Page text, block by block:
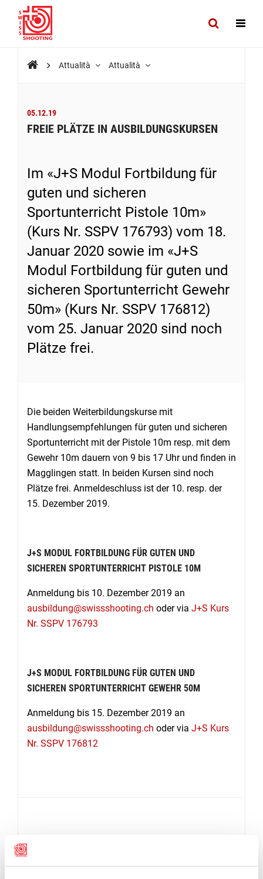
Attualità Attualità
05.12.19
FREIE PLÄTZE IN AUSBILDUNGSKURSEN
Im «J+S Modul Fortbildung für
guten und sicheren
Sportunterricht Pistole 10m»
(Kurs Nr. SSPV 176793) vom 18.
Januar 2020 sowie im «J+S
Modul Fortbildung für guten und
sicheren Sportunterricht Gewehr
50m» (Kurs Nr. SSPV 176812)
vom 25. Januar 2020 sind noch
Plätze frei.
Die beiden Weiterbildungskurse mit
Handlungsempfehlungen für guten und sicheren
Sportunterricht mit der Pistole 10m resp. mit dem
Gewehr 10m dauern von 9 bis 17 Uhr und finden in
Magglingen statt. In beiden Kursen sind noch
Plätze frei. Anmeldeschluss ist der 10. resp. der
15. Dezember 2019.
J+S MODUL FORTBILDUNG FÜR GUTEN UND
SICHEREN SPORTUNTERRICHT PISTOLE 10M
Anmeldung bis 10. Dezember 2019 an
ausbildung@swissshooting.ch oder via J+S Kurs
Nr. SSPV 176793
J+S MODUL FORTBILDUNG FÜR GUTEN UND
SICHEREN SPORTUNTERRICHT GEWEHR 50M
Anmeldung bis 15. Dezember 2019 an
ausbildung@swissshooting.ch oder via J+S Kurs
Nr. SSPV 176812